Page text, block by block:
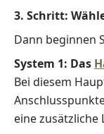
3. Schritt:
Dann beginnen
System 1: Das
Bei diesem
eine zusätzliche